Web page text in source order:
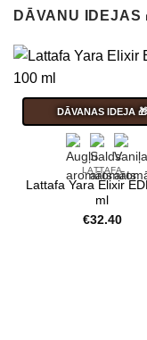
DĀVANU IDEJAS
DĀVANAS IDEJA 🎁
LATTAFA
Lattafa Yara Elixir
ml
€32.40